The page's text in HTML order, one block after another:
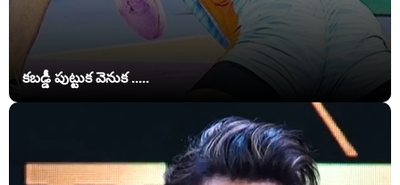
కబడ్డీ పుట్టుక వెనుక .....